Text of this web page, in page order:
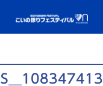
S__108347413